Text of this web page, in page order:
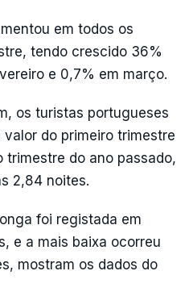
em todos os
tendo crescido 36%
e 0,7% em março.
os turistas portugueses
do primeiro trimestre
trimestre do ano passado,
2,84 noites.
foi registada em
e a mais baixa ocorreu
mostram os dados do